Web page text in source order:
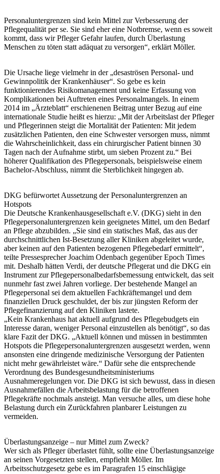
Personaluntergrenzen sind kein Mittel zur Verbesserung der
Pflegequalität per se. Sie sind eher eine Notbremse, wenn es soweit
kommt, dass wir Pfleger Gefahr laufen, durch Überlastung
Menschen zu töten statt adäquat zu versorgen“, erklärt Möller.
Die Ursache liege vielmehr in der „desaströsen Personal- und
Gewinnpolitik der Krankenhäuser“. So gebe es kein
funktionierendes Risikomanagement und keine Erfassung von
Komplikationen bei Auftreten eines Personalmangels. In einem
2014 im „Ärzteblatt“ erschienenen Beitrag unter Bezug auf eine
internationale Studie heißt es hierzu: „Mit der Arbeitslast der Pfleger
und Pflegerinnen steigt die Mortalität der Patienten: Mit jedem
zusätzlichen Patienten, den eine Schwester versorgen muss, nimmt
die Wahrscheinlichkeit, dass ein chirurgischer Patient binnen 30
Tagen nach der Aufnahme stirbt, um sieben Prozent zu.“ Bei
höherer Qualifikation des Pflegepersonals, beispielsweise einem
Bachelor-Abschluss, nimmt die Sterblichkeit hingegen ab.
DKG befürwortet Aussetzung der Personaluntergrenzen an
Hotspots
Die Deutsche Krankenhausgesellschaft e.V. (DKG) sieht in den
Pflegepersonaluntergrenzen kein geeignetes Mittel, um den Bedarf
an Pflege abzubilden. „Sie sind ein statisches Maß, das aus der
durchschnittlichen Ist-Besetzung aller Kliniken abgeleitet wurde,
aber keinen auf den Patienten bezogenen Pflegebedarf ermittelt“,
teilte Pressesprecher Joachim Odenbach gegenüber Epoch Times
mit. Deshalb hätten Verdi, der deutsche Pflegerat und die DKG ein
Instrument zur Pflegepersonalbedarfsbemessung entwickelt, das seit
nunmehr fast zwei Jahren vorliege. Der bestehende Mangel an
Pflegepersonal sei dem aktuellen Fachkräftemangel und dem
finanziellen Druck geschuldet, der bis zur jüngsten Reform der
Pflegefinanzierung auf den Kliniken lastete.
„Kein Krankenhaus hat aktuell aufgrund des Pflegebudgets ein
Interesse daran, weniger Personal einzustellen als benötigt“, so das
klare Fazit der DKG. „Aktuell können und müssen in bestimmten
Hotspots die Pflegepersonaluntergrenzen ausgesetzt werden, wenn
ansonsten eine dringende medizinische Versorgung der Patienten
nicht mehr gewährleistet wäre.“ Dafür sehe die entsprechende
Verordnung des Bundesgesundheitsministeriums
Ausnahmeregelungen vor. Die DKG ist sich bewusst, dass in diesen
Ausnahmefällen die Arbeitsbelastung für die betroffenen
Pflegekräfte nochmals ansteigt. Man versuche alles, um diese hohe
Belastung durch ein Zurückfahren planbarer Leistungen zu
vermeiden.
Überlastungsanzeige – nur Mittel zum Zweck?
Wer sich als Pfleger überlastet fühlt, sollte eine Überlastungsanzeige
an seinen Vorgesetzten stellen, empfiehlt Möller. Im
Arbeitsschutzgesetz gebe es im Paragrafen 15 einschlägige